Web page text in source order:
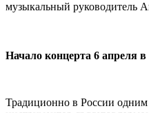
музыкальный руководитель
Начало концерта 6 апреля в
Традиционно в России